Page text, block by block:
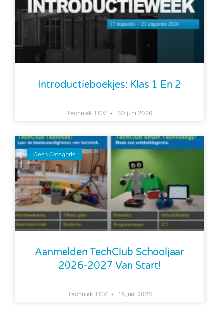
Introductieboekjes: Klas 1 En 2
Techniek TCV 30 juni 2026
Geen Categorie
Aanmelden TechClub Schooljaar
2026-2027 Van Start!
Techniek TCV 18 juni 2026